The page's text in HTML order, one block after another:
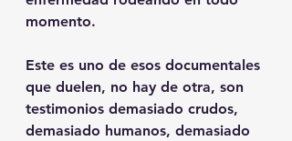
momento.
Este es uno de esos documentales
que duelen, no hay de otra, son
testimonios demasiado crudos,
demasiado humanos, demasiado